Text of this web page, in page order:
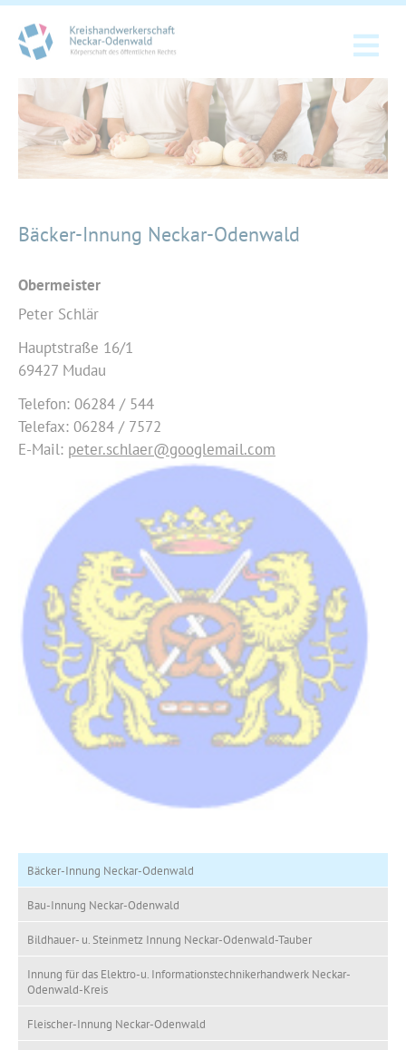
Bäcker-Innung Neckar-Odenwald
Obermeister
Peter Schlär
Hauptstraße 16/1
69427 Mudau
Telefon: 06284 / 544
Telefax: 06284 / 7572
E-Mail: peter.schlaer@googlemail.com
Bäcker-Innung Neckar-Odenwald
Bau-Innung Neckar-Odenwald
Bildhauer- u. Steinmetz Innung Neckar-Odenwald-Tauber
Innung für das Elektro-u. Informationstechnikerhandwerk Neckar-
Odenwald-Kreis
Fleischer-Innung Neckar-Odenwald